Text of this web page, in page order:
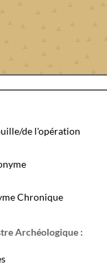
de l'opération
Chronique
Archéologique :